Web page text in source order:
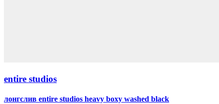
entire studios
лонгслив entire studios heavy boxy washed black